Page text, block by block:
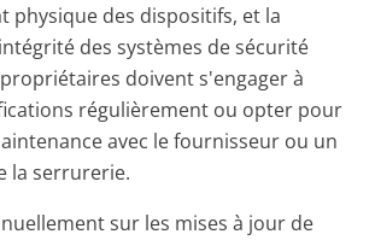
physique des dispositifs, et la
des systèmes de sécurité
doivent s'engager à
régulièrement ou opter pour
avec le fournisseur ou un
la serrurerie.
sur les mises à jour de